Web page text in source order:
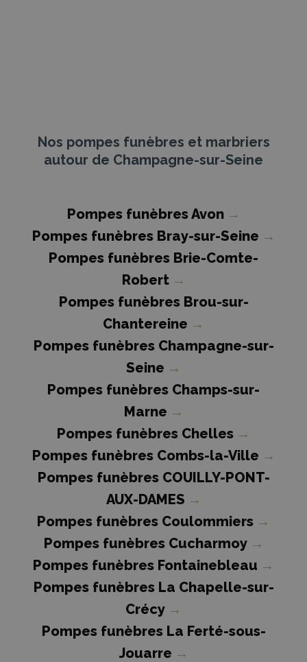
Nos pompes funèbres et marbriers
autour de Champagne-sur-Seine
Pompes funèbres Avon →
Pompes funèbres Bray-sur-Seine →
Pompes funèbres Brie-Comte-
Robert →
Pompes funèbres Brou-sur-
Chantereine →
Pompes funèbres Champagne-sur-
Seine →
Pompes funèbres Champs-sur-
Marne →
Pompes funèbres Chelles →
Pompes funèbres Combs-la-Ville →
Pompes funèbres COUILLY-PONT-
AUX-DAMES →
Pompes funèbres Coulommiers →
Pompes funèbres Cucharmoy →
Pompes funèbres Fontainebleau →
Pompes funèbres La Chapelle-sur-
Crécy →
Pompes funèbres La Ferté-sous-
Jouarre →